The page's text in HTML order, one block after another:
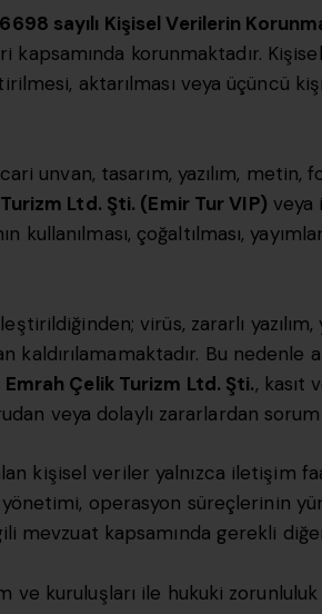
6698 sayılı Kişisel Verilerin
korunmaktadır.
aktarılması veya üçüncü
unvan, tasarım, yazılım,
Ltd. Şti. (Emir Tur VIP) veya
kullanılması, çoğaltılması,
virüs, zararlı
Bu nedenle
Emrah Çelik Turizm Ltd. Şti., kasıt
veya dolaylı zararlardan
kişisel veriler yalnızca iletişim
operasyon süreçlerinin
mevzuat kapsamında gerekli
kuruluşları ile hukuki